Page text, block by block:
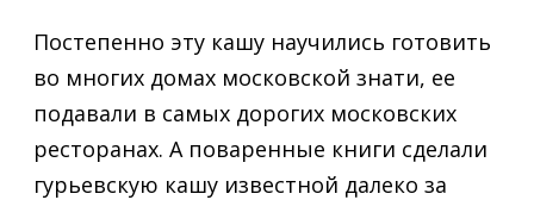
Постепенно эту кашу научились готовить
во многих домах московской знати, ее
подавали в самых дорогих московских
ресторанах. А поваренные книги сделали
гурьевскую кашу известной далеко за